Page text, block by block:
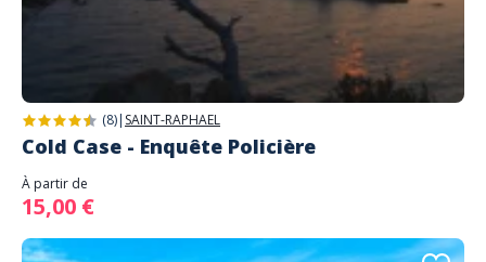
(8)| SAINT-RAPHAEL
Cold Case - Enquête Policière
À partir de
15,00 €